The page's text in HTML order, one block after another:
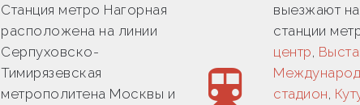
Станция метро Нагорная
расположена на линии
Серпуховско-
Тимирязевская
метрополитена Москвы и
выезжают
станции
центр,
стадион,